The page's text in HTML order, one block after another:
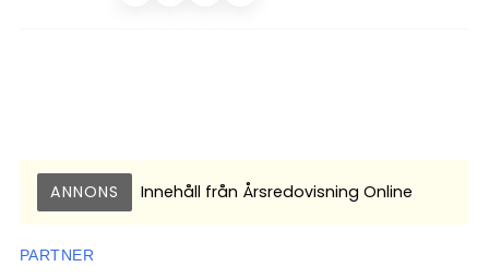
ANNONS Innehåll från Årsredovisning Online
PARTNER